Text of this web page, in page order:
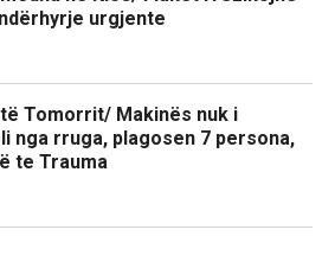
urgjente
Tomorrit/ Makinës nuk i
nga rruga, plagosen 7 persona,
te Trauma